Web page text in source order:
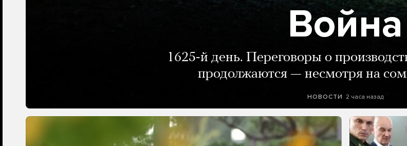
Война
1625-й день. Переговоры о
продолжаются — несмотря на
НОВОСТИ 2 часа назад